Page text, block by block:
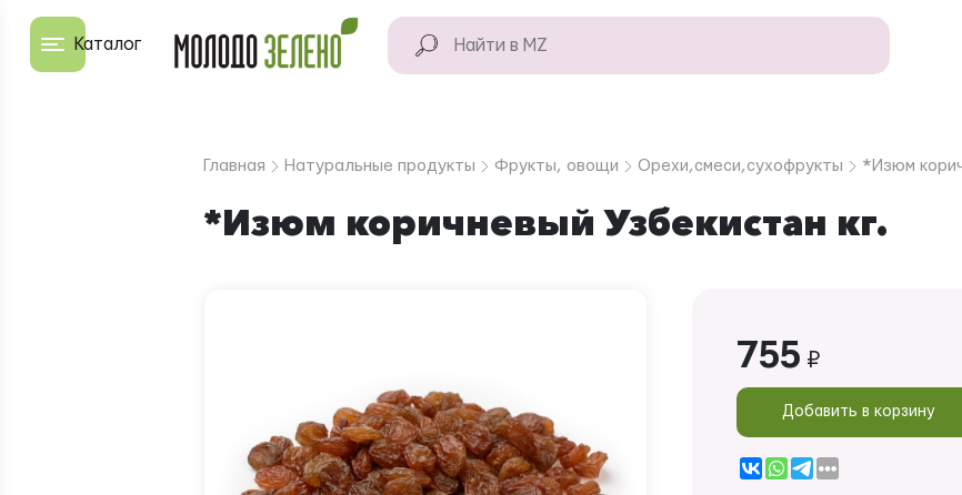
Натуральные
Каталог
Главная Натуральные продукты Фрукты, овощи Орехи,смеси,сухофрукты *Изюм
*Изюм коричневый Узбекистан кг.
755 ₽
Добавить в корзину